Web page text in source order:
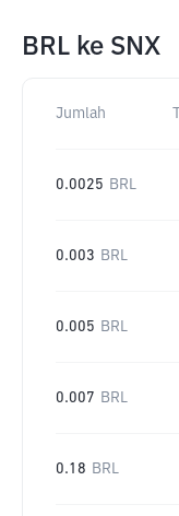
BRL ke SNX
Jumlah
0.0025 BRL
0.003 BRL
0.005 BRL
0.007 BRL
0.18 BRL